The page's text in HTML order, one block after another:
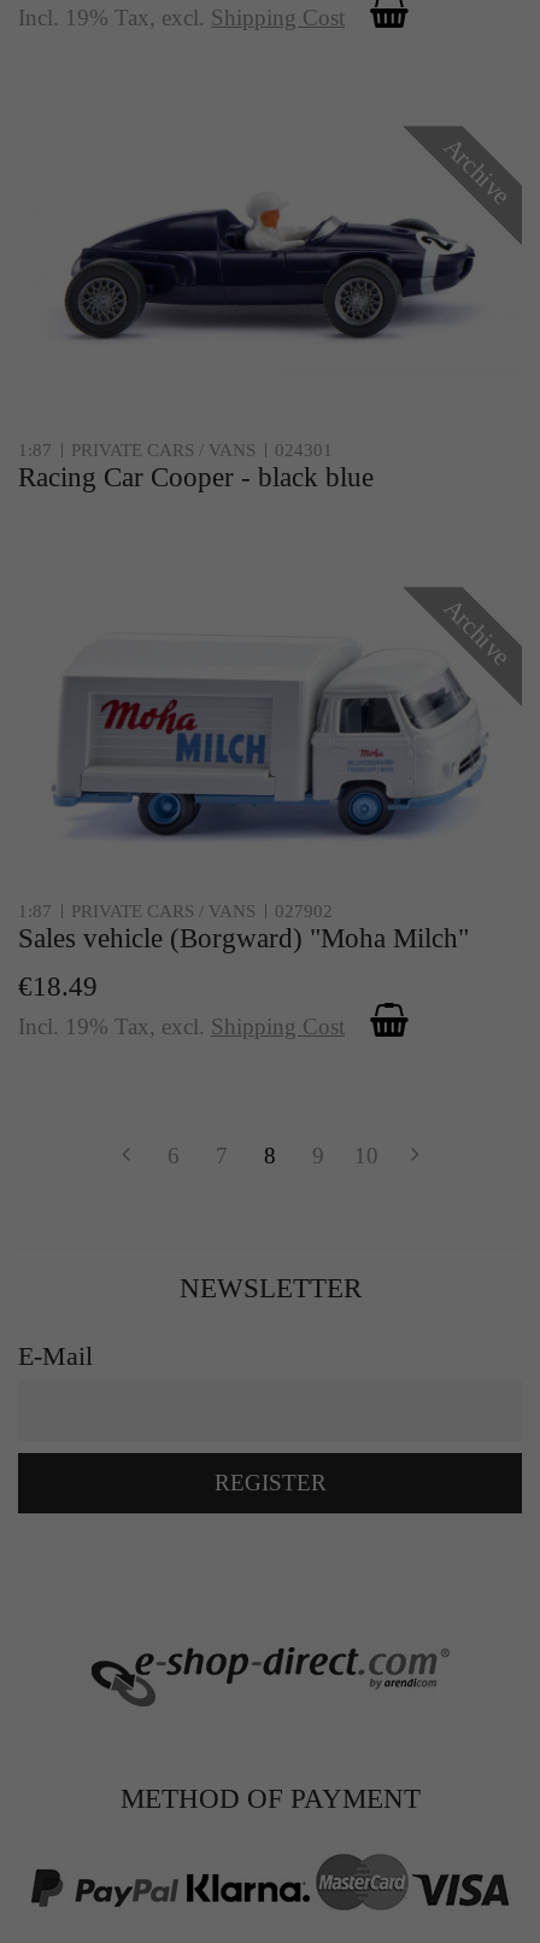
Incl. 19% Tax, excl. Shipping Cost
Archive
1:87 PRIVATE CARS / VANS 024301
Racing Car Cooper - black blue
Archive
1:87 PRIVATE CARS / VANS 027902
Sales vehicle (Borgward) "Moha Milch"
€18.49
Incl. 19% Tax, excl. Shipping Cost
6 7 8 9 10
NEWSLETTER
E-Mail
REGISTER
METHOD OF PAYMENT